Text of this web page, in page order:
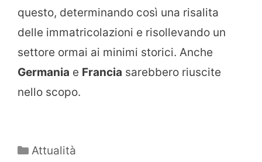
questo, determinando così una risalita
delle immatricolazioni e risollevando un
settore ormai ai minimi storici. Anche
Germania e Francia sarebbero riuscite
nello scopo.
Categorie
Attualità